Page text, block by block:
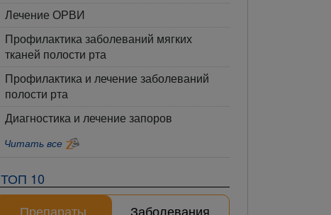
Лечение ОРВИ
Профилактика заболеваний мягких
тканей полости рта
Профилактика и лечение заболеваний
полости рта
Диагностика и лечение запоров
Читать все
ТОП 10
Препараты
Заболевания